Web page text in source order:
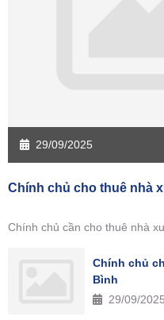
29/09/2025
Chính chủ cho thuê nhà
Chính chủ cần cho thuê nhà
Chính chủ
Bình
29/09/2025